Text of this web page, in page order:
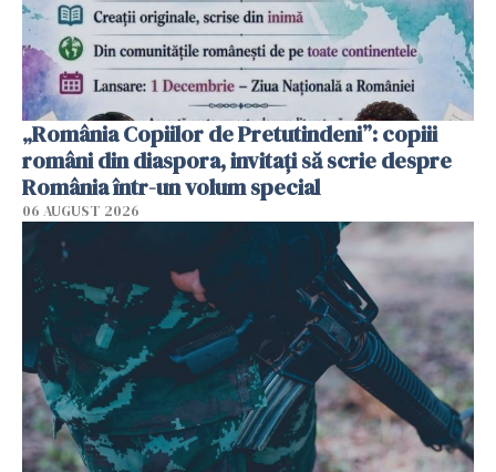
„România Copiilor de Pretutindeni”: copiii
români din diaspora, invitați să scrie despre
România într-un volum special
06 AUGUST 2026